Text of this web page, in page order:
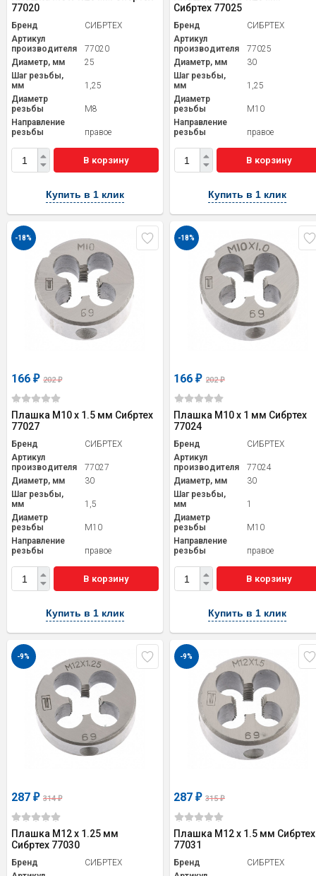
77020
Бренд
СИБРТЕХ
Артикул
производителя
77020
Диаметр, мм
25
Шаг резьбы,
мм
1,25
Диаметр
резьбы
M8
Направление
резьбы
правое
В корзину
Купить в 1 клик
Сибртех 77025
Бренд
СИБРТЕХ
Артикул
производителя
77025
Диаметр, мм
30
Шаг резьбы,
мм
1,25
Диаметр
резьбы
M10
Направление
резьбы
правое
В корзину
Купить в 1 клик
-18%
166 ₽ 202₽
Плашка М10 х 1.5 мм Сибртех
77027
Бренд
СИБРТЕХ
Артикул
производителя
77027
Диаметр, мм
30
Шаг резьбы,
мм
1,5
Диаметр
резьбы
M10
Направление
резьбы
правое
В корзину
Купить в 1 клик
-18%
166₽ 202₽
Плашка М10 х 1 мм Сибртех
77024
Бренд
СИБРТЕХ
Артикул
производителя
77024
Диаметр, мм
30
Шаг резьбы,
мм
1
Диаметр
резьбы
M10
Направление
резьбы
правое
В корзину
Купить в 1 клик
-9%
287 ₽ 314₽
Плашка М12 х 1.25 мм
Сибртех 77030
Бренд
СИБРТЕХ
-9%
287₽ 315₽
Плашка М12 х 1.5 мм Сибртех
77031
Бренд
СИБРТЕХ